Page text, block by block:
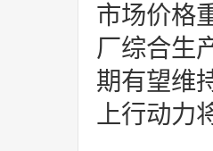
市场价格
厂综合生
期有望维
上行动力